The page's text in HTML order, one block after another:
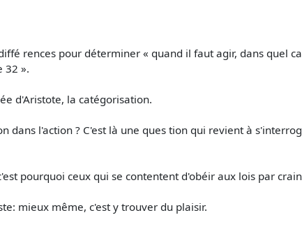
rences pour déterminer « quand il faut agir, dans quel
32 ».
d'Aristote, la catégorisation.
dans l'action ? C'est là une ques­ tion qui revient à
pourquoi ceux qui se contentent d'obéir aux lois par
mieux même, c'est y trouver du plaisir.